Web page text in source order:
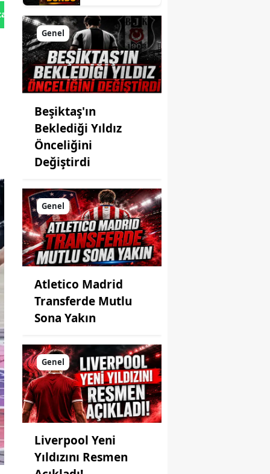
Gönder
Genel
Beşiktaş'ın
Beklediği Yıldız
Önceliğini
Değiştirdi
Genel
Atletico Madrid
Transferde Mutlu
Sona Yakın
Genel
Liverpool Yeni
Yıldızını Resmen